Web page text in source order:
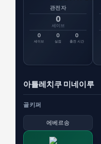
관전자
0
세이브
0
세이브
0
실점
0
출전 시간
아틀레치쿠 미네이루
골키퍼
에베르송